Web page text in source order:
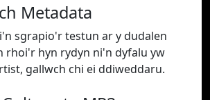
Metadata
sgrapio'r testun ar y dudalen
rhoi'r hyn rydyn ni'n dyfalu yw
gallwch chi ei ddiweddaru.